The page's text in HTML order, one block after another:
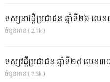
ទស្សនាវដ្ដីប្រជាជន ឆ្នាំទី២៦ ល
ចំនួនអាន ( 2.7k )
ទស្សវដ្តីប្រជាជន ឆ្នាំទី២៥ លេខ
ចំនួនអាន ( 7.3k )